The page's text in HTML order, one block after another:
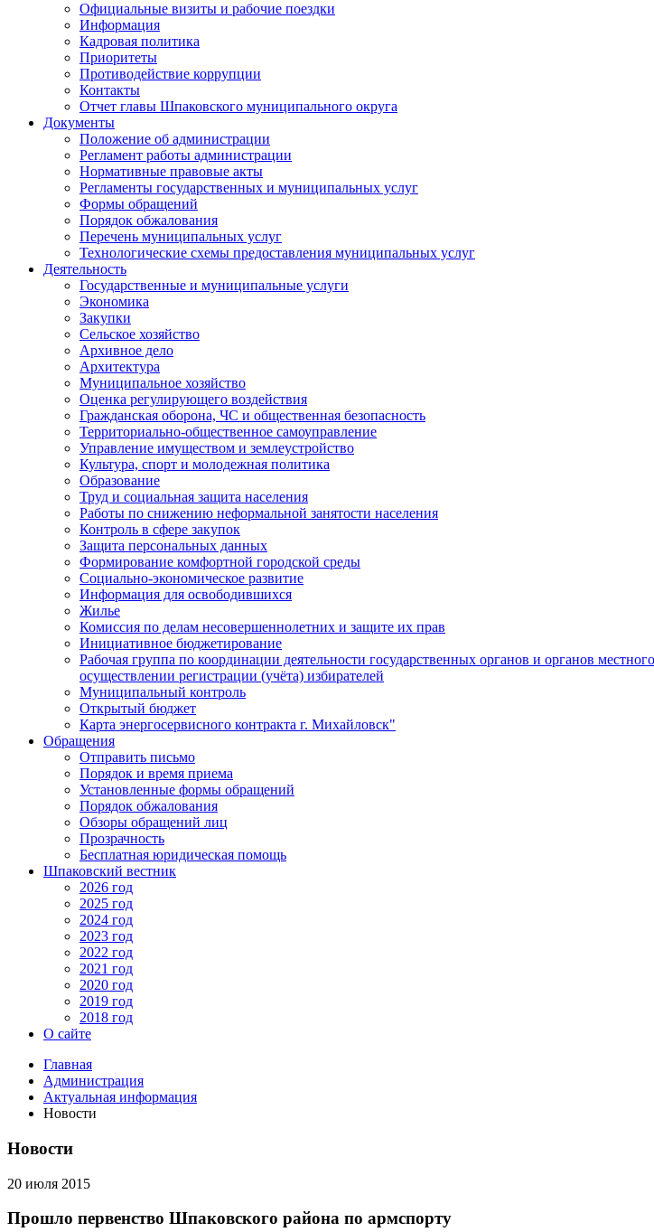
Официальные визиты и рабочие поездки
Информация
Кадровая политика
Приоритеты
Противодействие коррупции
Контакты
Отчет главы Шпаковского муниципального округа
Документы
Положение об администрации
Регламент работы администрации
Нормативные правовые акты
Регламенты государственных и муниципальных услуг
Формы обращений
Порядок обжалования
Перечень муниципальных услуг
Технологические схемы предоставления муниципальных услуг
Деятельность
Государственные и муниципальные услуги
Экономика
Закупки
Сельское хозяйство
Архивное дело
Архитектура
Муниципальное хозяйство
Оценка регулирующего воздействия
Гражданская оборона, ЧС и общественная безопасность
Территориально-общественное самоуправление
Управление имуществом и землеустройство
Культура, спорт и молодежная политика
Образование
Труд и социальная защита населения
Работы по снижению неформальной занятости населения
Контроль в сфере закупок
Защита персональных данных
Формирование комфортной городской среды
Социально-экономическое развитие
Информация для освободившихся
Жилье
Комиссия по делам несовершеннолетних и защите их прав
Инициативное бюджетирование
Рабочая группа по координации деятельности государственных органов и органов
осуществлении регистрации (учёта) избирателей
Муниципальный контроль
Открытый бюджет
Карта энергосервисного контракта г. Михайловск"
Обращения
Отправить письмо
Порядок и время приема
Установленные формы обращений
Порядок обжалования
Обзоры обращений лиц
Прозрачность
Бесплатная юридическая помощь
Шпаковский вестник
2026 год
2025 год
2024 год
2023 год
2022 год
2021 год
2020 год
2019 год
2018 год
О сайте
Главная
Администрация
Актуальная информация
Новости
Новости
20 июля 2015
Прошло первенство Шпаковского района по армспорту